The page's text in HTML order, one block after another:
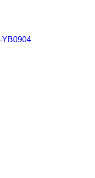
YB0904